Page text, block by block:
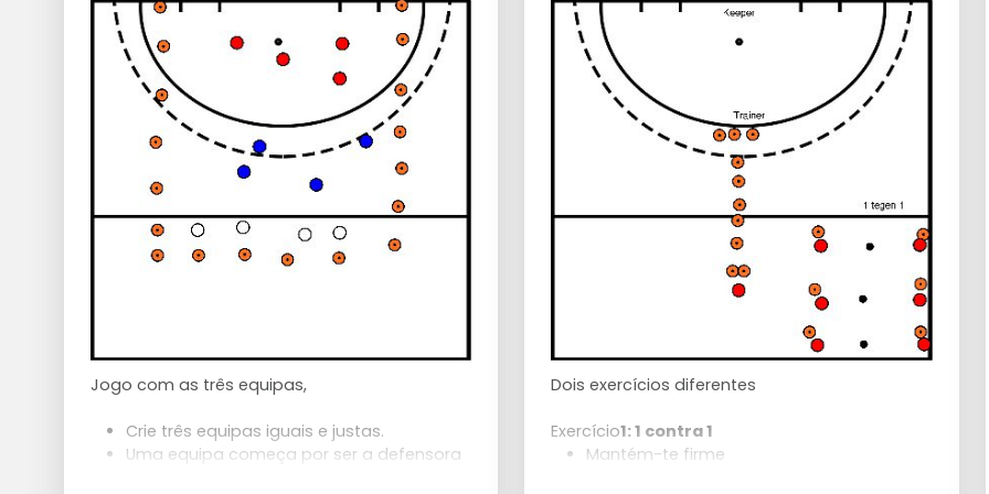
Pontos de atenção:
Salientar que os jogadores devem olhar
bem para a bola enquanto se deslocam
(cabeça levantada).
Se o jogador com a bola cometer uma
falta, é expulso. Se o defensor cometer
uma falta, o atacante tem a bola livre.
colega de equipa
Ganhar velocidade
Golo do defensor
Conduzir o adversário para o seu lado
direito (ou seja, o seu lado direito
deve estar fechado)
Guiar o adversário
Abrandar o jogo para dar tempo a D
para vir ajudar-te
Quando D chega, um vai para o
fundo e o outro pressiona o
adversário de forma eficaz e espera
para lhe tirar a bola até o adversário
Jogo com as três equipas,
Crie três equipas iguais e justas.
Uma equipa começa por ser a defensora
Dois exercícios diferentes
Exercício1: 1 contra 1
Mantém-te firme